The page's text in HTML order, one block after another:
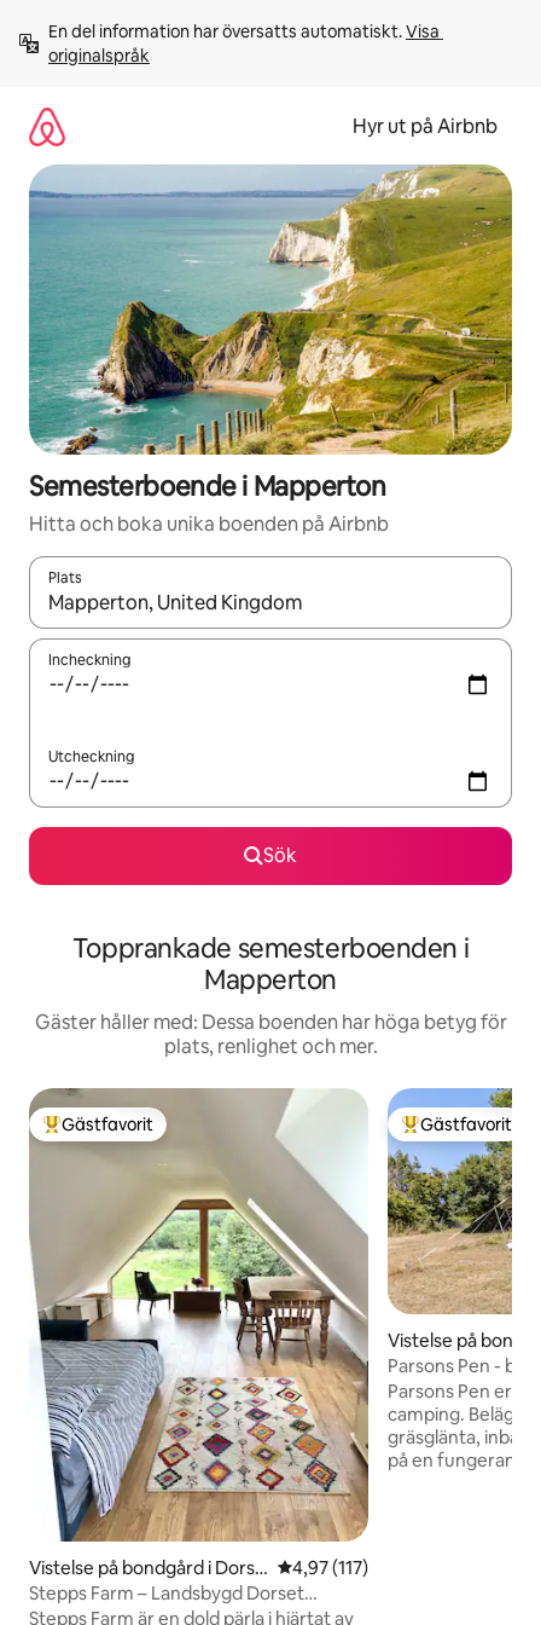
innehåll
En del information har översatts automatiskt. Visa
originalspråk
Hyr ut på Airbnb
Semesterboende i Mapperton
Hitta och boka unika boenden på Airbnb
Plats
När resultaten är tillgängliga kan du navigera med upp- och
Incheckning
Utcheckning
Sök
Topprankade semesterboenden i
Mapperton
Gäster håller med: Dessa boenden har höga betyg för
plats, renlighet och mer.
Populär gästfavorit
Gästfavorit
Vistelse på bondgård i Dorse
t
4,97 av 5 i genomsnittligt
4,97 (117)
Stepps Farm – Landsbygd Dorset
Landsbygd Retreat
Stepps Farm är en dold pärla i hjärtat av
Populär
Gästfavorit
Vistelse på
erton
Parsons Pen - bo
Parsons Pen
camping. Beläget
gräsglänta,
på en